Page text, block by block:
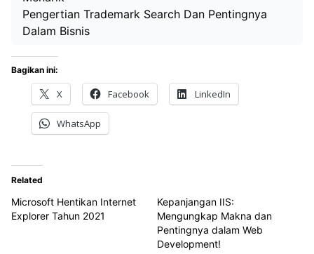
Pengertian Trademark Search Dan Pentingnya
Dalam Bisnis
Bagikan ini:
X Facebook LinkedIn
WhatsApp
Related
Microsoft Hentikan Internet
Explorer Tahun 2021
Kepanjangan IIS:
Mengungkap Makna dan
Pentingnya dalam Web
Development!